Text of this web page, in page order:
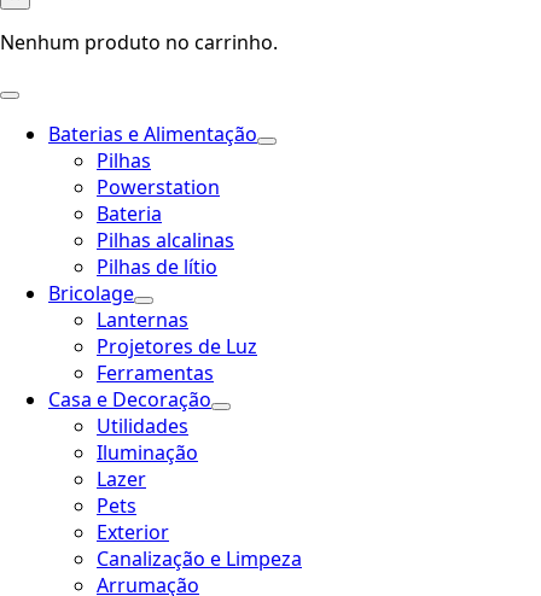
Nenhum produto no carrinho.
Baterias e Alimentação
Pilhas
Powerstation
Bateria
Pilhas alcalinas
Pilhas de lítio
Bricolage
Lanternas
Projetores de Luz
Ferramentas
Casa e Decoração
Utilidades
Iluminação
Lazer
Pets
Exterior
Canalização e Limpeza
Arrumação